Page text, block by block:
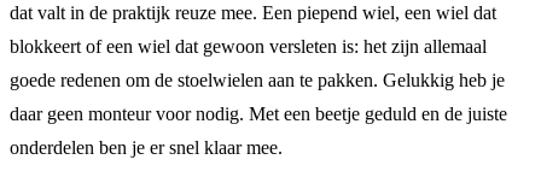
dat valt in de praktijk reuze mee. Een piepend wiel, een wiel dat
blokkeert of een wiel dat gewoon versleten is: het zijn allemaal
goede redenen om de stoelwielen aan te pakken. Gelukkig heb je
daar geen monteur voor nodig. Met een beetje geduld en de juiste
onderdelen ben je er snel klaar mee.